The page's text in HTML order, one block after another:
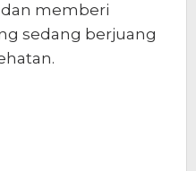
memberi
sedang berjuang